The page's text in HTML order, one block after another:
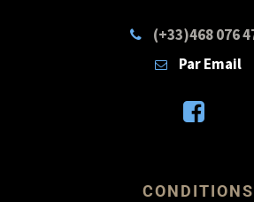
(+33)468 076
Par Email
CONDITIONS